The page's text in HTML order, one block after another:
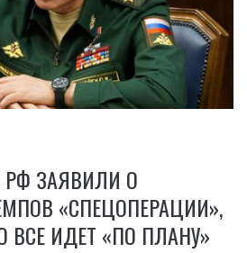
ЗАЯВИЛИ О
«СПЕЦОПЕРАЦИИ»,
ВСЕ ИДЕТ «ПО ПЛАНУ»